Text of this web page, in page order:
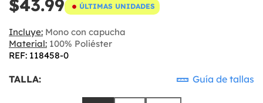
$43.99 ÚLTIMAS UNIDADES
Incluye: Mono con capucha
Material: 100% Poliéster
REF: 118458-0
TALLA: Guía de tallas